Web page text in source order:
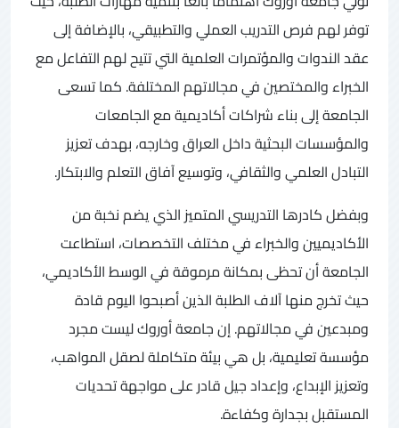
توفر لهم فرص التدريب العملي والتطبيقي، بالإضافة إلى
عقد الندوات والمؤتمرات العلمية التي تتيح لهم التفاعل مع
الخبراء والمختصين في مجالاتهم المختلفة. كما تسعى
الجامعة إلى بناء شراكات أكاديمية مع الجامعات
والمؤسسات البحثية داخل العراق وخارجه، بهدف تعزيز
التبادل العلمي والثقافي، وتوسيع آفاق التعلم والابتكار.
وبفضل كادرها التدريسي المتميز الذي يضم نخبة من
الأكاديميين والخبراء في مختلف التخصصات، استطاعت
الجامعة أن تحظى بمكانة مرموقة في الوسط الأكاديمي،
حيث تخرج منها آلاف الطلبة الذين أصبحوا اليوم قادة
ومبدعين في مجالاتهم. إن جامعة أوروك ليست مجرد
مؤسسة تعليمية، بل هي بيئة متكاملة لصقل المواهب،
وتعزيز الإبداع، وإعداد جيل قادر على مواجهة تحديات
المستقبل بجدارة وكفاءة.